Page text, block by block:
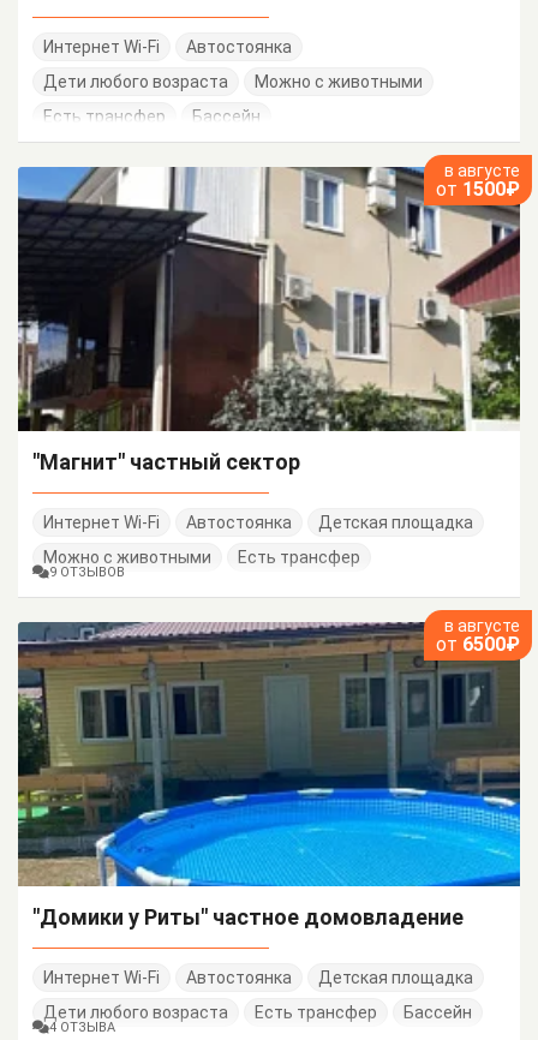
Интернет Wi-Fi
Автостоянка
Дети любого возраста
Можно с животными
Есть трансфер
Бассейн
в августе
от 1500₽
"Магнит" частный сектор
Интернет Wi-Fi Автостоянка
Детская площадка
Можно с животными
Есть трансфер
9 ОТЗЫВОВ
в августе
от 6500₽
"Домики у Риты" частное домовладение
Интернет Wi-Fi Автостоянка
Детская площадка
Дети любого возраста
Есть трансфер Бассейн
4 ОТЗЫВА